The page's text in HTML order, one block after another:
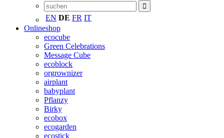
EN DE FR IT
Onlineshop
ecocube
Green Celebrations
Message Cube
ecoblock
orgrownizer
airplant
babyplant
Pflanzy
Birky
ecobox
ecogarden
ecostick